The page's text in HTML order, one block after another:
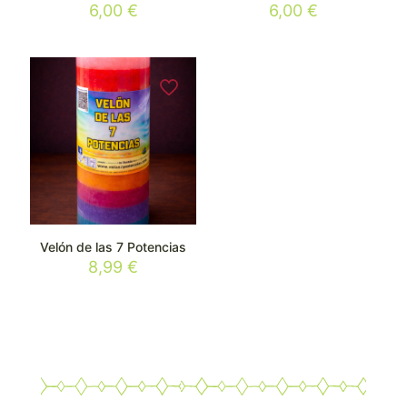
6,00 € 6,00€
Velón de las 7 Potencias
8,99€